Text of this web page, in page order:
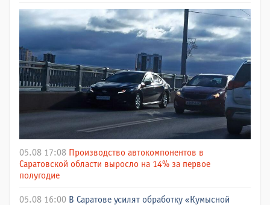
05.08 17:08 Производство автокомпонентов в
Саратовской области выросло на 14% за первое
полугодие
05.08 16:00 В Саратове усилят обработку «Кумысной